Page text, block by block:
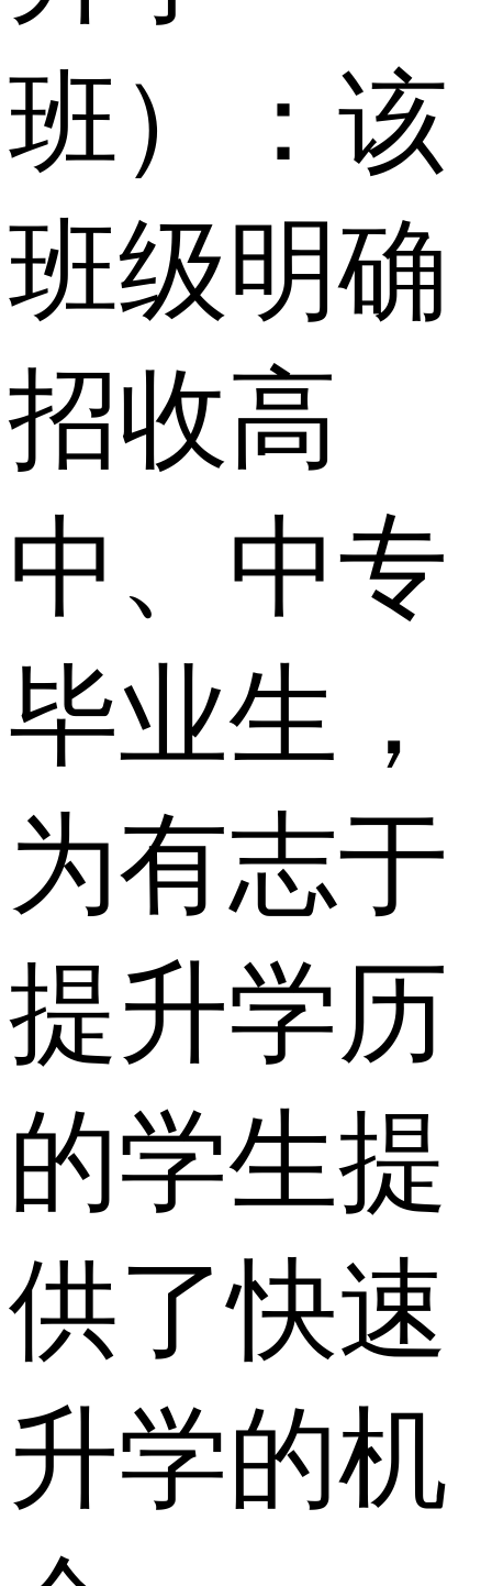
班）：该
班级明确
招收高
中、中专
毕业生，
为有志于
提升学历
的学生提
供了快速
升学的机